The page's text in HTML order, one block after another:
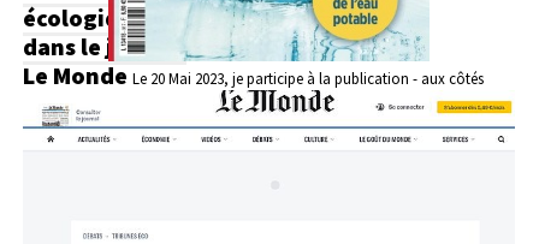
écologique
dans le journal
Le Monde Le 20 Mai 2023, je participe à la publication - aux côtés